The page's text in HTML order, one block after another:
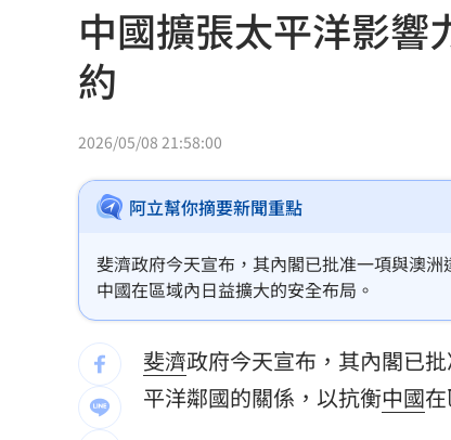
Jennie大秀火辣身材 自曝曾感到自
白海豚暴風圈恐擦過北台灣 最快明
AI生成文章容易判斷 專家點名「4大
新北小小學童消防夏令營 讓學童擬
7月CPI年增2.54% 連3月突破通膨
中國擴張太平洋影
約
2026/05/08 21:58:00
阿立幫你摘要新聞重點
斐濟政府今天宣布，其內閣已批准一項與澳
中國在區域內日益擴大的安全布局。
斐濟政府今天宣布，其內閣已
平洋鄰國的關係，以抗衡中國